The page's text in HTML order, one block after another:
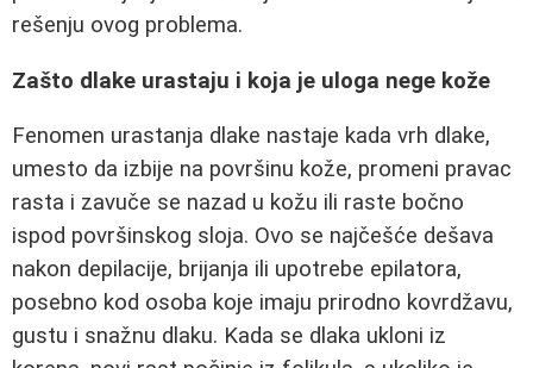
rešenju ovog problema.
Zašto dlake urastaju i koja je uloga nege kože
Fenomen urastanja dlake nastaje kada vrh dlake,
umesto da izbije na površinu kože, promeni pravac
rasta i zavuče se nazad u kožu ili raste bočno
ispod površinskog sloja. Ovo se najčešće dešava
nakon depilacije, brijanja ili upotrebe epilatora,
posebno kod osoba koje imaju prirodno kovrdžavu,
gustu i snažnu dlaku. Kada se dlaka ukloni iz